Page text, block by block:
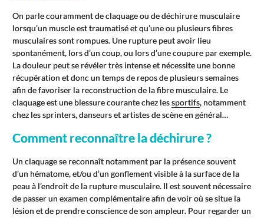
On parle couramment de claquage ou de déchirure musculaire
lorsqu’un muscle est traumatisé et qu’une ou plusieurs fibres
musculaires sont rompues. Une rupture peut avoir lieu
spontanément, lors d’un coup, ou lors d’une coupure par exemple.
La douleur peut se révéler très intense et nécessite une bonne
récupération et donc un temps de repos de plusieurs semaines
afin de favoriser la reconstruction de la fibre musculaire. Le
claquage est une blessure courante chez lessportifs, notamment
chez les sprinters, danseurs et artistes de scène en général…
Comment reconnaître la déchirure ?
Un claquage se reconnaît notamment par la présence souvent
d’un hématome, et/ou d’un gonflement visible à la surface de la
peau à l’endroit de la rupture musculaire. Il est souvent nécessaire
de passer un examen complémentaire afin de voir où se situe la
lésion et de prendre conscience de son ampleur. Pour regarder un